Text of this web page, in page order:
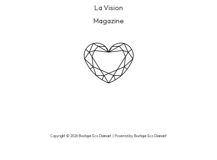
La Vision
Magazine
Copyright © 2026 Boutique Eco Diamant | Powered by Boutique Eco Diamant